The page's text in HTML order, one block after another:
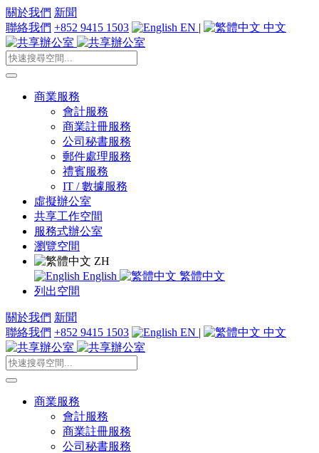
關於我們 新聞
聯絡我們 +852 9415 1503 EN | 中文
商業服務
會計服務
商業註冊服務
公司秘書服務
郵件處理服務
禮賓服務
IT / 數據服務
虛擬辦公室
共享工作空間
服務式辦公室
瀏覽空間
ZH
English
繁體中文
列出空間
關於我們 新聞
聯絡我們 +852 9415 1503 EN | 中文
商業服務
會計服務
商業註冊服務
公司秘書服務